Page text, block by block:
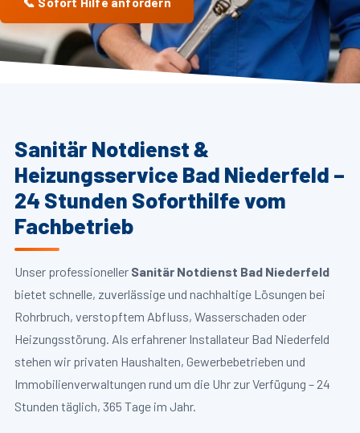
Sanitär Notdienst &
Heizungsservice Bad Niederfeld –
24 Stunden Soforthilfe vom
Fachbetrieb
Unser professioneller Sanitär Notdienst Bad Niederfeld
bietet schnelle, zuverlässige und nachhaltige Lösungen bei
Rohrbruch, verstopftem Abfluss, Wasserschaden oder
Heizungsstörung. Als erfahrener Installateur Bad Niederfeld
stehen wir privaten Haushalten, Gewerbebetrieben und
Immobilienverwaltungen rund um die Uhr zur Verfügung – 24
Stunden täglich, 365 Tage im Jahr.